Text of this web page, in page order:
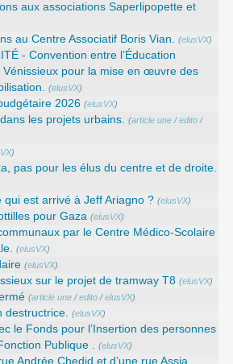
aux associations Saperlipopette et
au Centre Associatif Boris Vian. (elusVX)
- Convention entre l’Éducation
Vénissieux pour la mise en œuvre des
(elusVX)
2026 (elusVX)
les projets urbains. (article une /edito /
)
pas pour les élus du centre et de droite.
qui est arrivé à Jeff Ariagno ? (elusVX)
pour Gaza (elusVX)
par le Centre Médico-Scolaire
(elusVX)
(elusVX)
sur le projet de tramway T8 (elusVX)
(article une /edito /elusVX)
destructrice. (elusVX)
le Fonds pour l’Insertion des personnes
Publique . (elusVX)
Andrée Chedid et d’une rue Assia